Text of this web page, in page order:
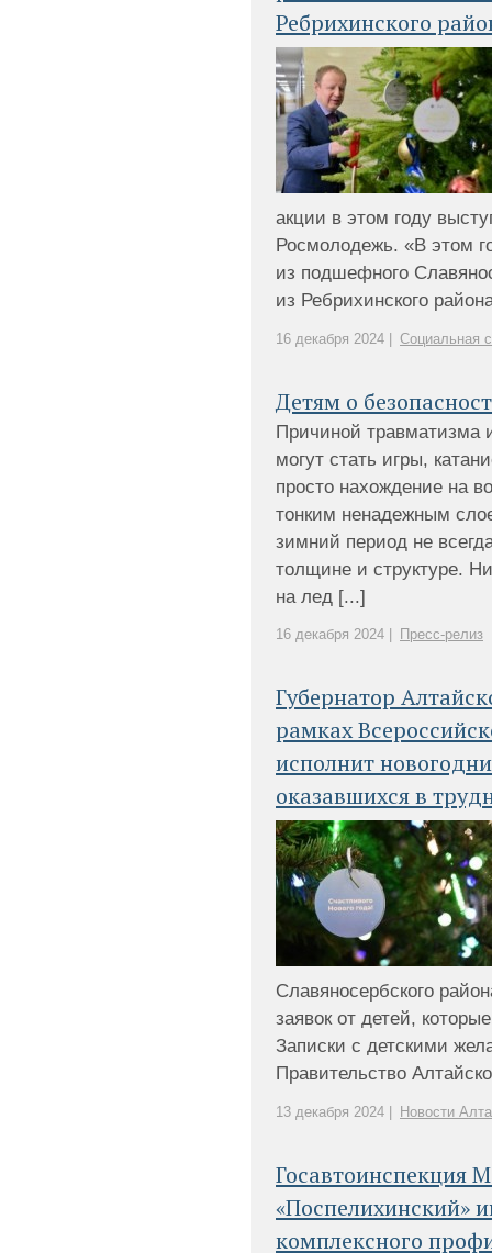
Ребрихинского
акции в этом году
Росмолодежь. «В этом
из подшефного
из Ребрихинского
16 декабря 2024 | Социальная
Детям о
Причиной травматизма
могут стать игры,
просто нахождение на
тонким ненадежным
зимний период не
толщине и структуре.
на лед [...]
16 декабря 2024 | Пресс-релиз
Губернатор
рамках
исполнит
оказавшихся в
Славяносербского
заявок от детей,
Записки с детскими
Правительство
13 декабря 2024 | Новости
Госавтоинспекция
«Поспелихинский»
комплексного